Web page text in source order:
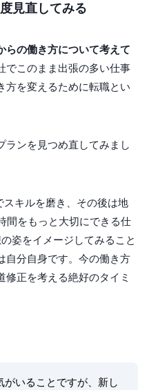
見直してみる
らの働き方について考えて
でこのまま出張の多い仕事
方を変えるために転職とい
ランを見つめ直してみまし
スキルを磨き、その後は地
間をもっと大切にできる仕
姿をイメージしてみること
自分自身です。今の働き方
正を考える絶好のタイミ
いることですが、新し